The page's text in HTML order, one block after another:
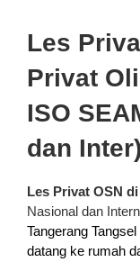
Les
Privat
ISO
dan Inter)
Les Privat OSN
Nasional dan
Tangerang
datang ke rumah